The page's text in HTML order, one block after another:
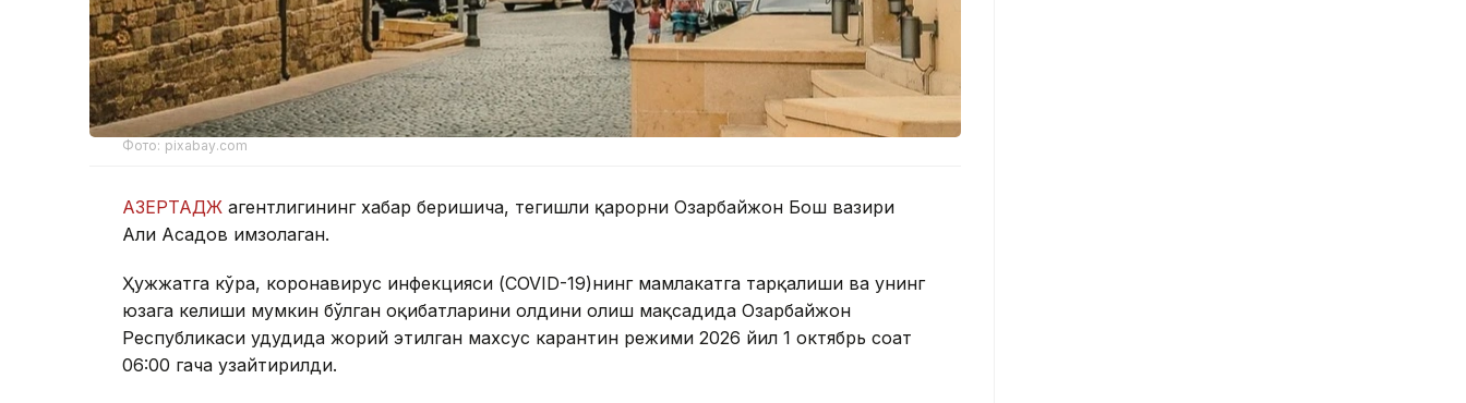
Фото: pixabay.com
АЗЕРТАДЖ агентлигининг хабар беришича, тегишли қарорни Озарбайжон Бош вазири
Али Асадов имзолаган.
Ҳужжатга кўра, коронавирус инфекцияси (COVID-19)нинг мамлакатга тарқалиши ва унинг
юзага келиши мумкин бўлган оқибатларини олдини олиш мақсадида Озарбайжон
Республикаси ҳудудида жорий этилган махсус карантин режими 2026 йил 1 октябрь соат
06:00 гача узайтирилди.